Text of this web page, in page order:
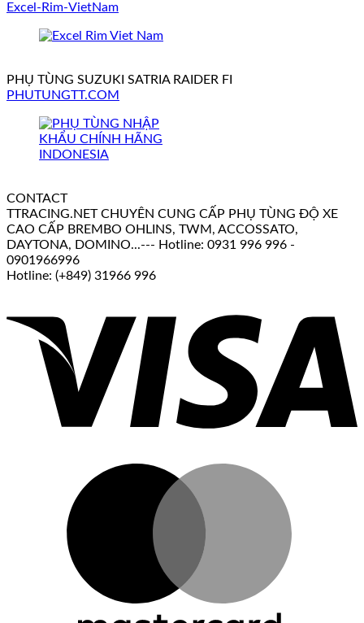
Excel-Rim-VietNam
PHỤ TÙNG SUZUKI SATRIA RAIDER FI
PHUTUNGTT.COM
CONTACT
TTRACING.NET CHUYÊN CUNG CẤP PHỤ TÙNG ĐỘ XE
CAO CẤP BREMBO OHLINS, TWM, ACCOSSATO,
DAYTONA, DOMINO...--- Hotline: 0931 996 996 -
0901966996
Hotline: (+849) 31966 996